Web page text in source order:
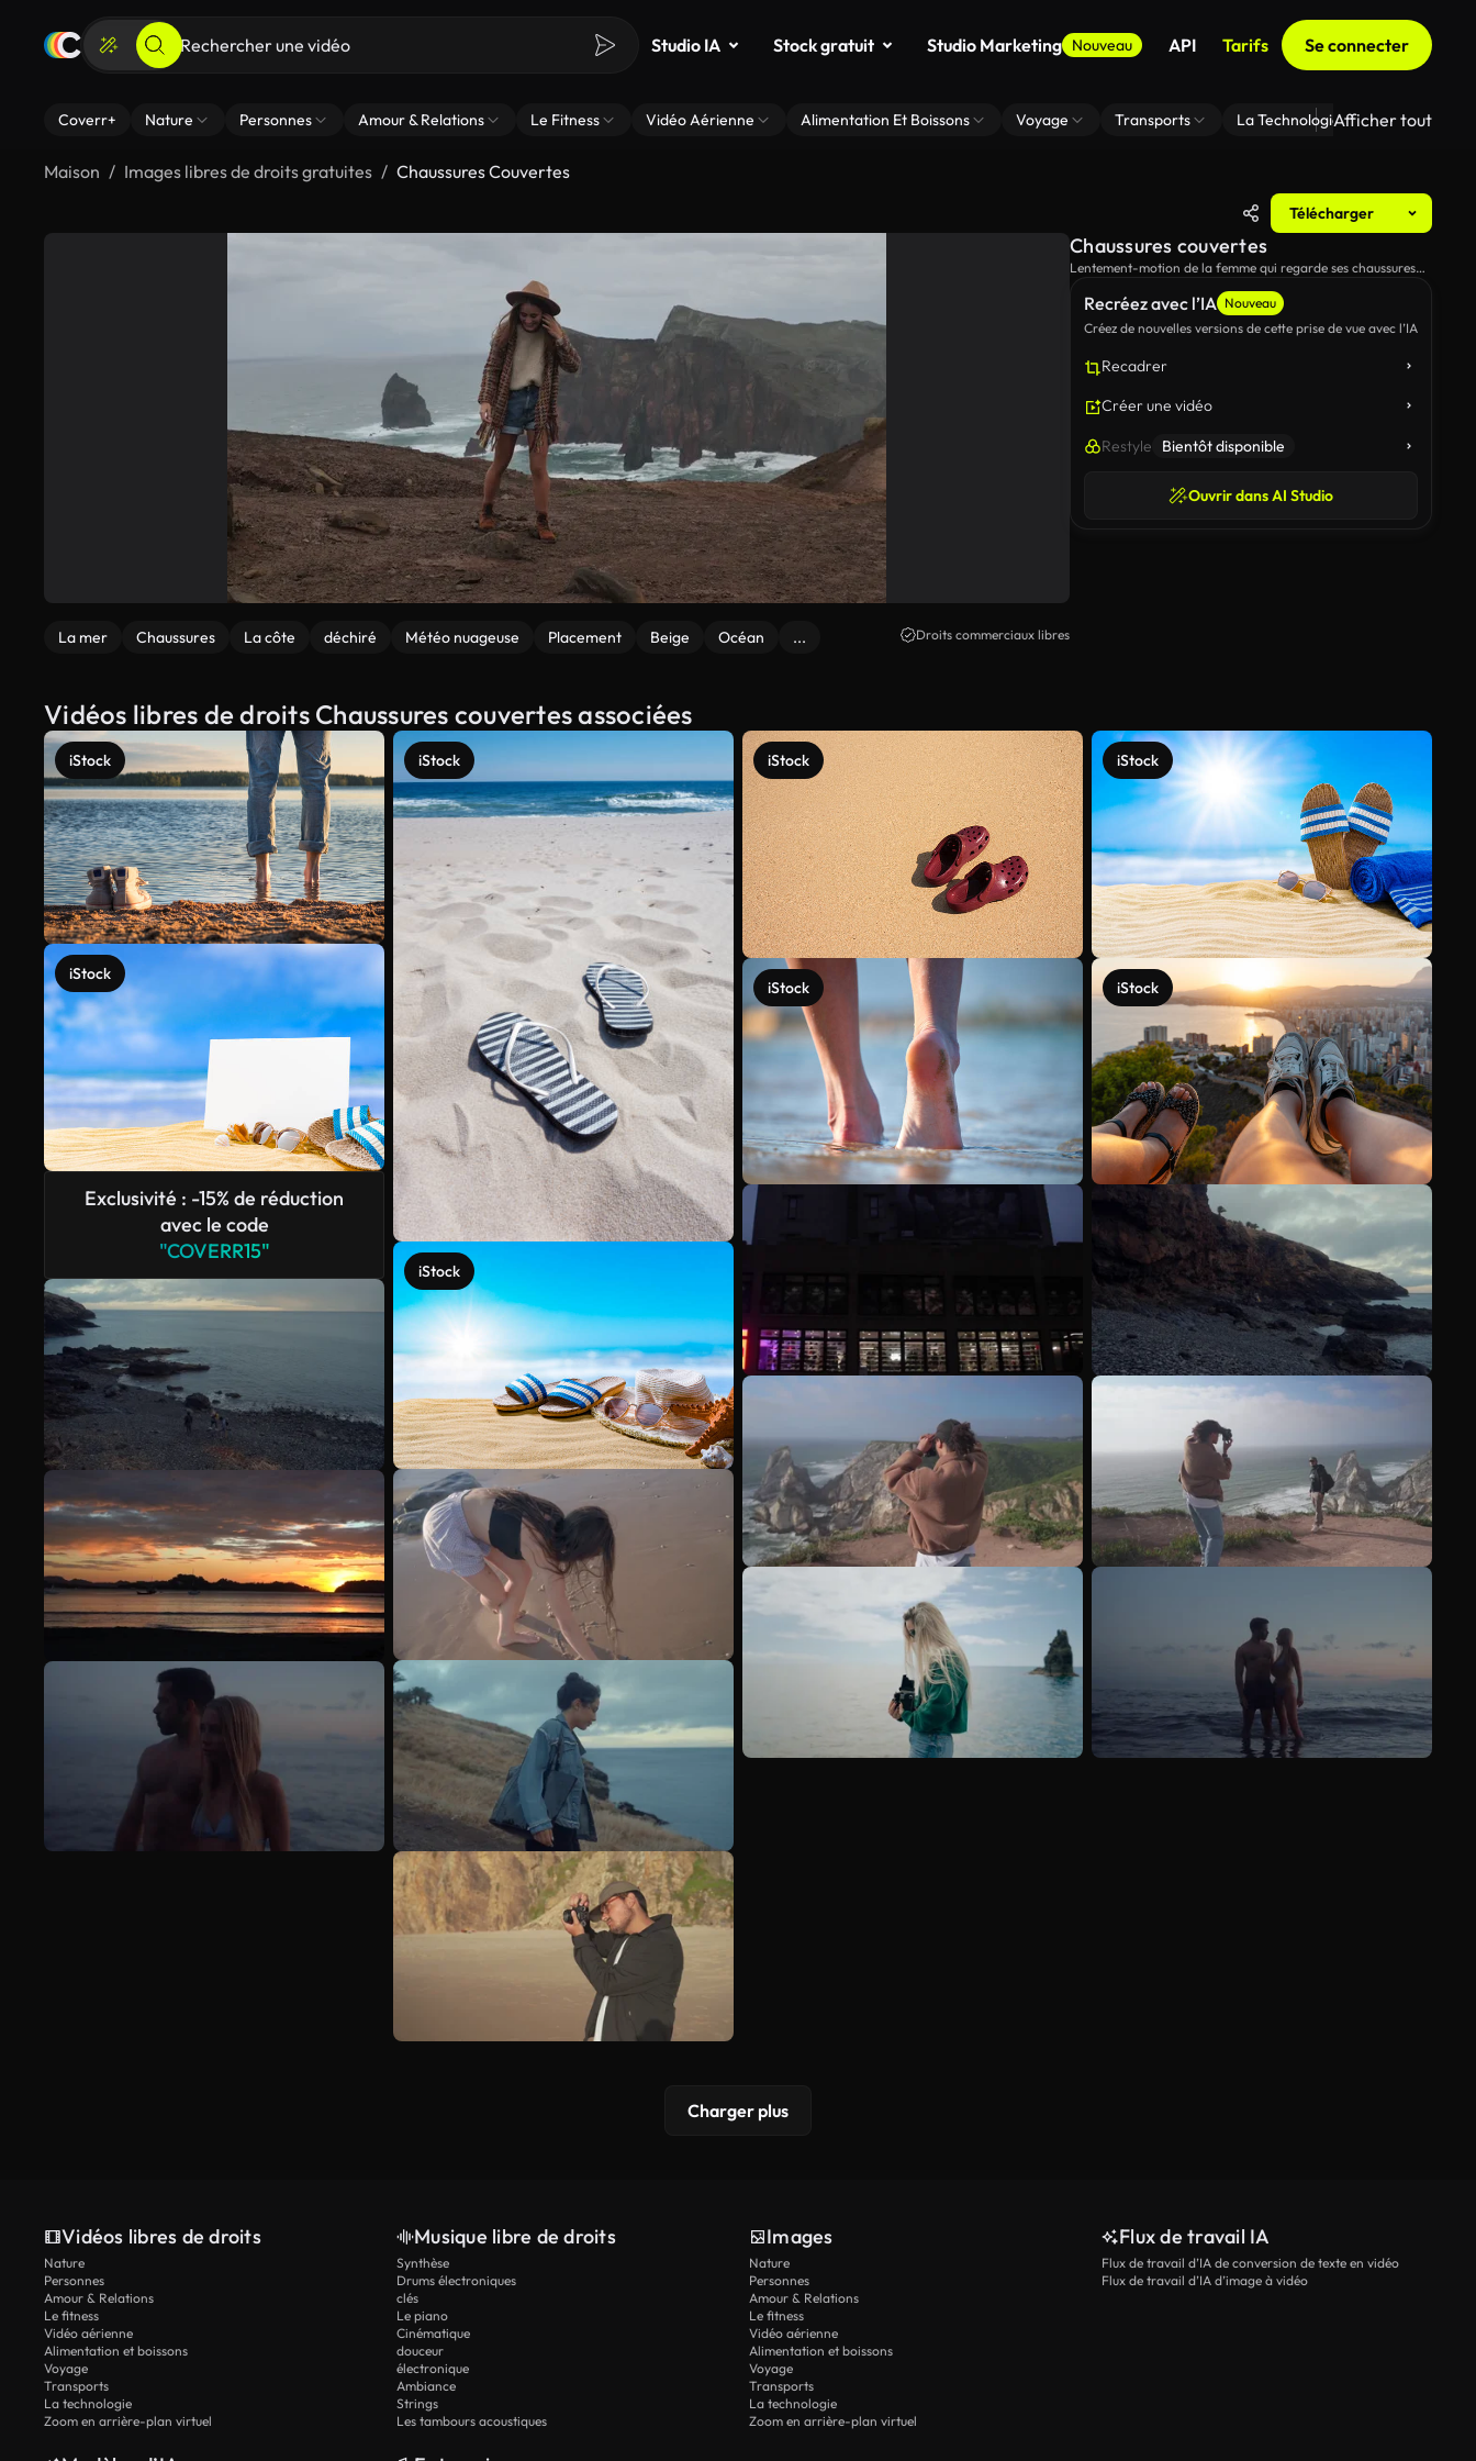
Studio IA Stock gratuit Studio Marketing Nouveau API Tarifs Se connecter
Coverr+ Nature Personnes Amour & Relations Le Fitness Vidéo Aérienne Alimentation Et Boissons Voyage Transports La Technologie Zoom En
Afficher tout
Maison Images libres de droits gratuites Chaussures Couvertes
Télécharger
La mer Chaussures La côte déchiré Météo nuageuse Placement Beige Océan ... Droits commerciaux libres
Recréez avec l’IA Nouveau
Créez de nouvelles versions de cette prise de vue avec l’IA
Recadrer
Créer une vidéo
Restyle Bientôt disponible
Ouvrir dans AI Studio
Chaussures couvertes
Lentement-motion de la femme qui regarde ses chaussures
Vidéos libres de droits Chaussures couvertes associées
iStock
iStock
Exclusivité : -15% de réduction
avec le code
"COVERR15"
iStock
iStock
iStock
iStock
iStock
iStock
Voir plus
Charger plus
Vidéos libres de droits
Nature
Personnes
Amour & Relations
Le fitness
Vidéo aérienne
Alimentation et boissons
Voyage
Transports
La technologie
Zoom en arrière-plan virtuel
Musique libre de droits
Synthèse
Drums électroniques
clés
Le piano
Cinématique
douceur
électronique
Ambiance
Strings
Les tambours acoustiques
Images
Nature
Personnes
Amour & Relations
Le fitness
Vidéo aérienne
Alimentation et boissons
Voyage
Transports
La technologie
Zoom en arrière-plan virtuel
Flux de travail IA
Flux de travail d’IA de conversion de texte en vidéo
Flux de travail d’IA d’image à vidéo